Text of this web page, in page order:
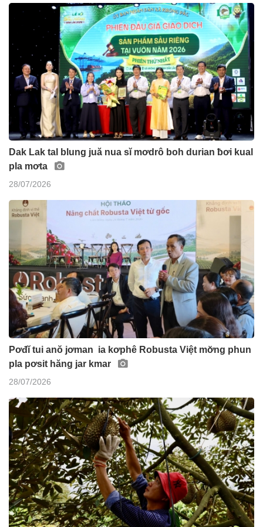
Dak Lak tal blung juă nua sĭ mơdrô boh durian ƀơi kual
pla mơta
28/07/2026
Pơđĭ tui anŏ jơman ia kơphê Robusta Việt mơ̆ng phun
pla pơsit hăng jar kmar
28/07/2026